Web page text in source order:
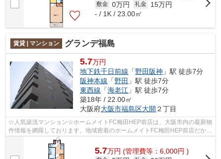
敷金 0万円 礼金
15万円
- / 1K / 23.00㎡
賃貸 | マンション グランデ福島
5.7万円
地下鉄千日前線 「野田阪神 」駅 徒歩7分
阪神本線 「野田 」駅 徒歩7分
東西線 「海老江 」駅 徒歩7分
築18年 / 22.00㎡
大阪府大阪市福島区大開 ２丁目
☆人気築浅マンション☆ホームメイトFC梅田HEP前店は、大阪市内の最新物
件情報を網羅しております。地域密着のホームメイトFC梅田HEP前店だから
できるお部屋探し品質であなたの理想のお...
5.7万円 (管理費等：6,000円 )